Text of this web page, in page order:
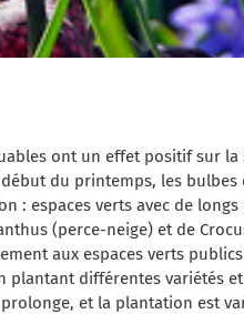
ont un effet positif sur
du printemps, les
: espaces verts avec de
(perce-neige) et de
aux espaces verts
plantant différentes variétés
et la plantation est